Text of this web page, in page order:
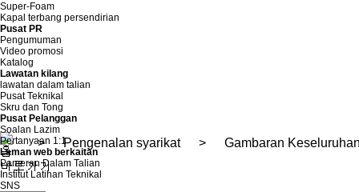
Super-Foam
Kapal terbang persendirian
Pusat PR
Pengumuman
Video promosi
Katalog
Lawatan kilang
lawatan dalam talian
Pusat Teknikal
Skru dan Tong
Pusat Pelanggan
Soalan Lazim
Pertanyaan 1:1
Laman web berkaitan
Pameran Dalam Talian
Institut Latihan Teknikal
SNS
> Pengenalan syarikat > Gambaran